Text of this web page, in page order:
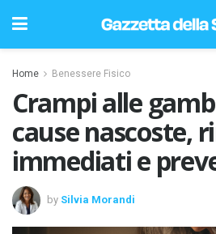
Home Benessere Fisico
Crampi alle
cause nascoste,
immediati e
by Silvia Morandi